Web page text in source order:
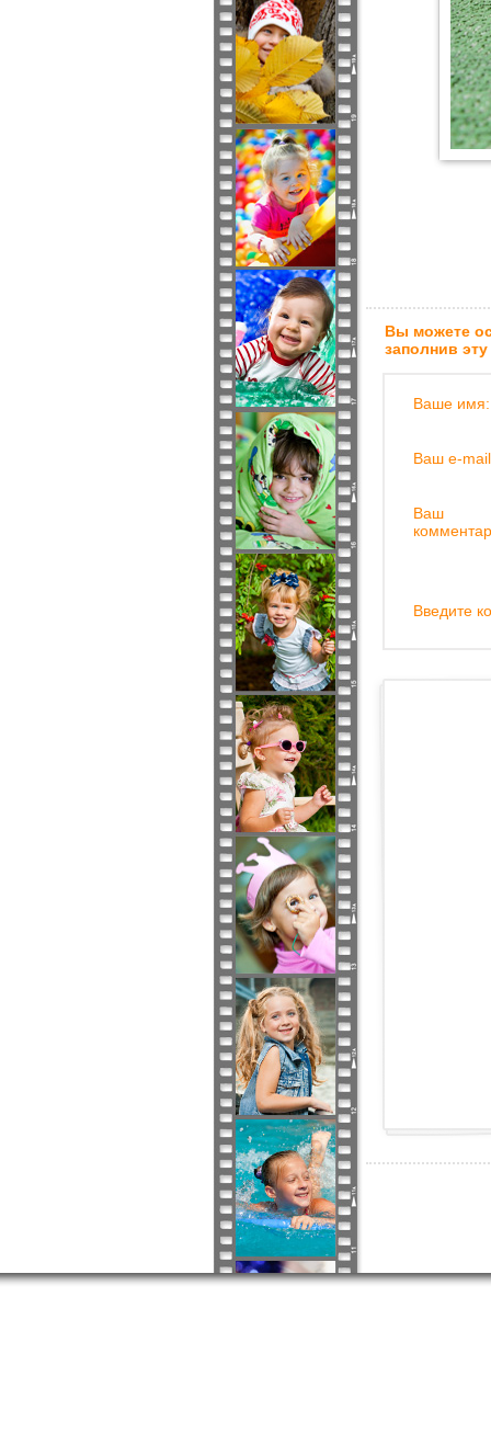
Вы можете
заполнив
Ваше имя:
Ваш e-
Ваш
Введите